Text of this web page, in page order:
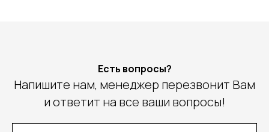
Есть вопросы?
Напишите нам, менеджер перезвонит Вам
и ответит на все ваши вопросы!